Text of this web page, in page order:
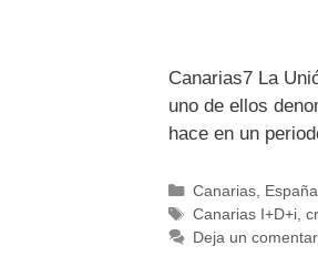
Canarias7 La
uno de ellos
hace en un
Canarias, España
Canarias I+D+i,
Deja un